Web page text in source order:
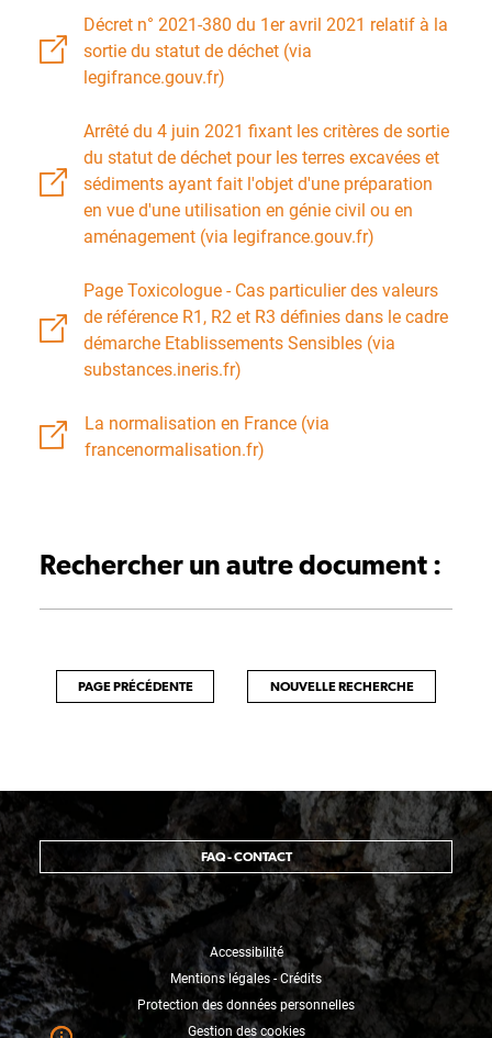
Décret n° 2021-380 du 1er avril 2021 relatif à la
sortie du statut de déchet (via
legifrance.gouv.fr)
Arrêté du 4 juin 2021 fixant les critères de sortie
du statut de déchet pour les terres excavées et
sédiments ayant fait l'objet d'une préparation
en vue d'une utilisation en génie civil ou en
aménagement (via legifrance.gouv.fr)
Page Toxicologue - Cas particulier des valeurs
de référence R1, R2 et R3 définies dans le cadre
démarche Etablissements Sensibles (via
substances.ineris.fr)
La normalisation en France (via
francenormalisation.fr)
Rechercher un autre document :
PAGE PRÉCÉDENTE NOUVELLE RECHERCHE
FAQ - CONTACT
Accessibilité
Mentions légales - Crédits
Protection des données personnelles
Gestion des cookies